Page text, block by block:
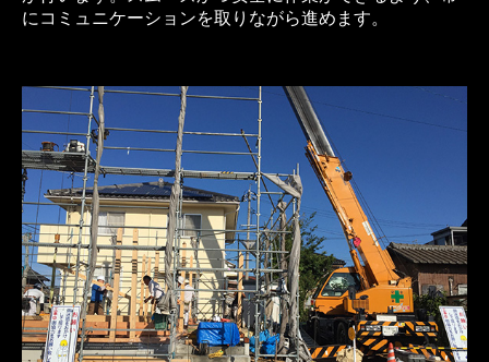
にコミュニケーションを取りながら進めます。